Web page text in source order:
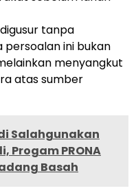
tanpa
persoalan ini bukan
menyangkut
atas sumber
Salahgunakan
Progam PRONA
Basah